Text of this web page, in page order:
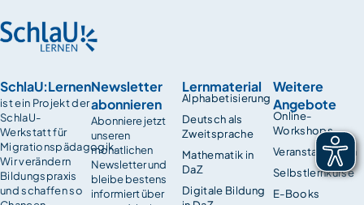
SchlaU:Lernen
ist ein Projekt der
SchlaU-
Werkstatt für
Migrationspädagogik.
Wir verändern
Bildungspraxis
und schaffen so
Lernmaterial
Alphabetisierung
Deutsch als
Zweitsprache
Mathematik in
DaZ
Digitale Bildung
Weitere
Angebote
Online-
Workshops
Veranstaltungen
Selbstlernkurse
E-Books
Newsletter
abonnieren
Abonniere jetzt
unseren
monatlichen
Newsletter und
bleibe bestens
informiert über